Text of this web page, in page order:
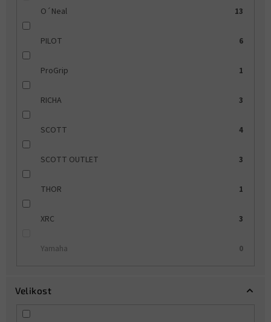
O´Neal 13
PILOT 6
ProGrip 1
RICHA 3
SCOTT 4
SCOTT OUTLET 3
THOR 1
XRC 3
Yamaha 0
Velikost